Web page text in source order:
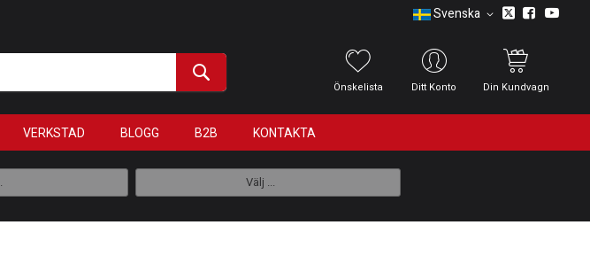
Svenska
Önskelista Ditt Konto Din Kundvagn
VERKSTAD BLOGG B2B KONTAKTA
Välj ...